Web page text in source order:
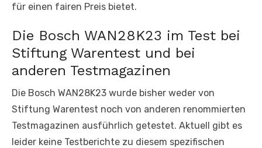
für einen fairen Preis bietet.
Die Bosch WAN28K23 im Test bei
Stiftung Warentest und bei
anderen Testmagazinen
Die Bosch WAN28K23 wurde bisher weder von
Stiftung Warentest noch von anderen renommierten
Testmagazinen ausführlich getestet. Aktuell gibt es
leider keine Testberichte zu diesem spezifischen